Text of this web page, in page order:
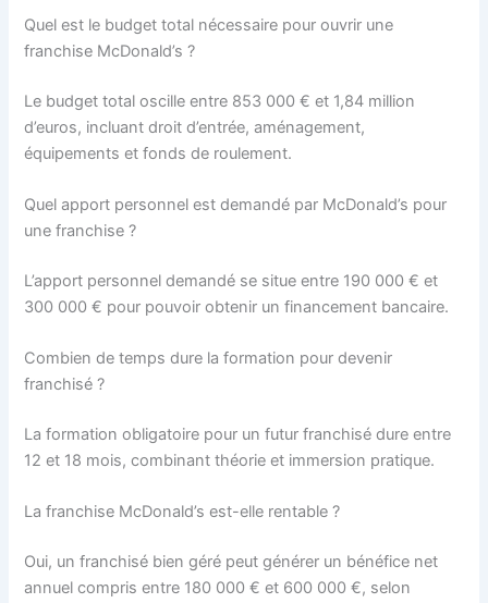
Quel est le budget total nécessaire pour ouvrir une
franchise McDonald’s ?
Le budget total oscille entre 853 000 € et 1,84 million
d’euros, incluant droit d’entrée, aménagement,
équipements et fonds de roulement.
Quel apport personnel est demandé par McDonald’s pour
une franchise ?
L’apport personnel demandé se situe entre 190 000 € et
300 000 € pour pouvoir obtenir un financement bancaire.
Combien de temps dure la formation pour devenir
franchisé ?
La formation obligatoire pour un futur franchisé dure entre
12 et 18 mois, combinant théorie et immersion pratique.
La franchise McDonald’s est-elle rentable ?
Oui, un franchisé bien géré peut générer un bénéfice net
annuel compris entre 180 000 € et 600 000 €, selon